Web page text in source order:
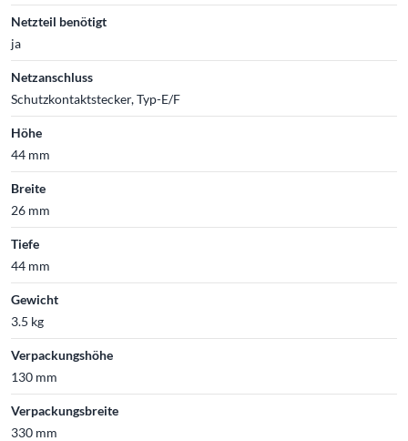
Netzteil benötigt
ja
Netzanschluss
Schutzkontaktstecker, Typ-E/F
Höhe
44 mm
Breite
26 mm
Tiefe
44 mm
Gewicht
3.5 kg
Verpackungshöhe
130 mm
Verpackungsbreite
330 mm